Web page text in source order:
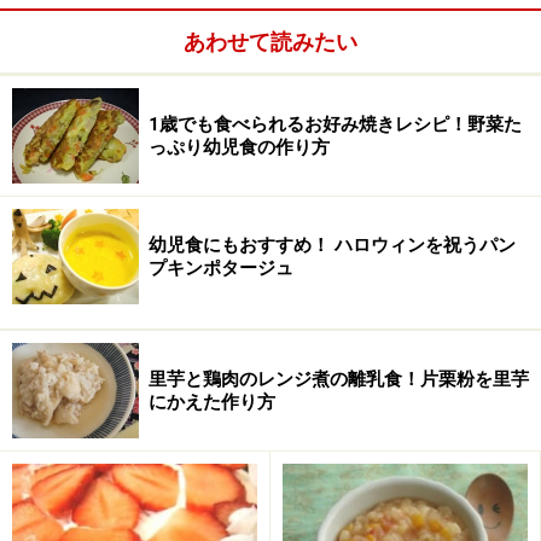
かぼちゃと白菜のかつお煮の作り方・手順
■かぼちゃと白菜のかつお煮
1
材料を用意します
かぼちゃは種とワタをとり、皮をむいて2cm角ほどに切
っておきます。かつお節は簡単に手でほぐします。白菜
あわせて読みたい
1歳でも食べられるお好み焼きレシピ！野菜た
っぷり幼児食の作り方
幼児食にもおすすめ！ ハロウィンを祝うパン
プキンポタージュ
里芋と鶏肉のレンジ煮の離乳食！片栗粉を里芋
にかえた作り方